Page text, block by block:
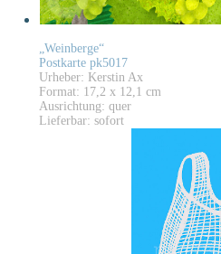
„Weinberge“
Postkarte pk5017
Urheber: Kerstin Ax
Format: 17,2 x 12,1 cm
Ausrichtung: quer
Lieferbar: sofort